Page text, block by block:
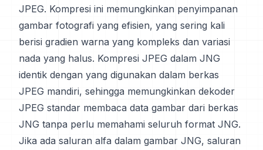
JPEG. Kompresi ini memungkinkan penyimpanan
gambar fotografi yang efisien, yang sering kali
berisi gradien warna yang kompleks dan variasi
nada yang halus. Kompresi JPEG dalam JNG
identik dengan yang digunakan dalam berkas
JPEG mandiri, sehingga memungkinkan dekoder
JPEG standar membaca data gambar dari berkas
JNG tanpa perlu memahami seluruh format JNG.
Jika ada saluran alfa dalam gambar JNG, saluran